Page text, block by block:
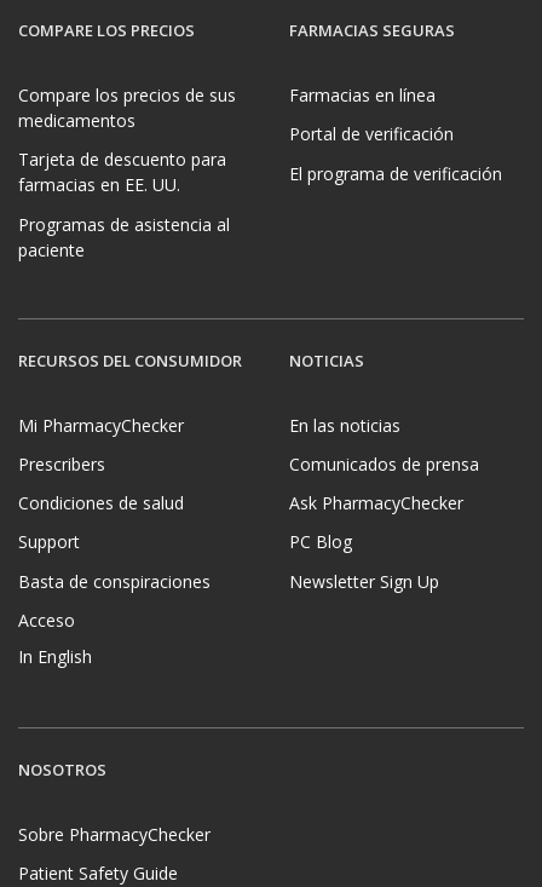
COMPARE LOS PRECIOS
Compare los precios de sus
medicamentos
Tarjeta de descuento para
farmacias en EE. UU.
Programas de asistencia al
paciente
FARMACIAS SEGURAS
Farmacias en línea
Portal de verificación
El programa de verificación
RECURSOS DEL CONSUMIDOR
Mi PharmacyChecker
Prescribers
Condiciones de salud
Support
Basta de conspiraciones
Acceso
In English
NOTICIAS
En las noticias
Comunicados de prensa
Ask PharmacyChecker
PC Blog
Newsletter Sign Up
NOSOTROS
Sobre PharmacyChecker
Patient Safety Guide